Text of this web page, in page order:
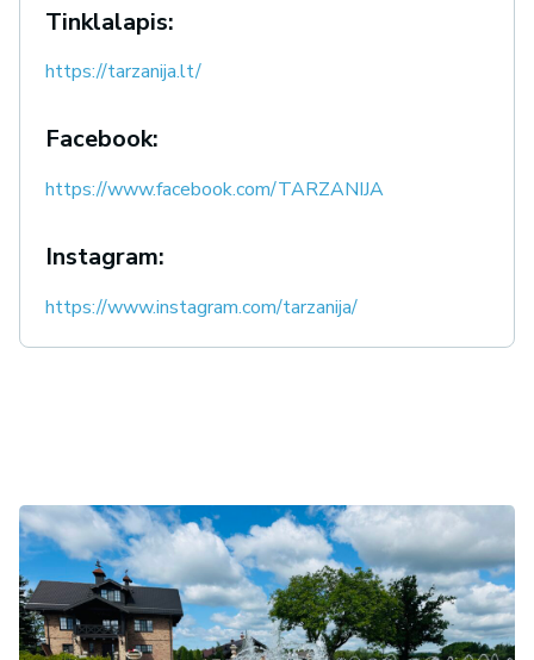
Tinklalapis:
https://tarzanija.lt/
Facebook:
https://www.facebook.com/TARZANIJA
Instagram:
https://www.instagram.com/tarzanija/